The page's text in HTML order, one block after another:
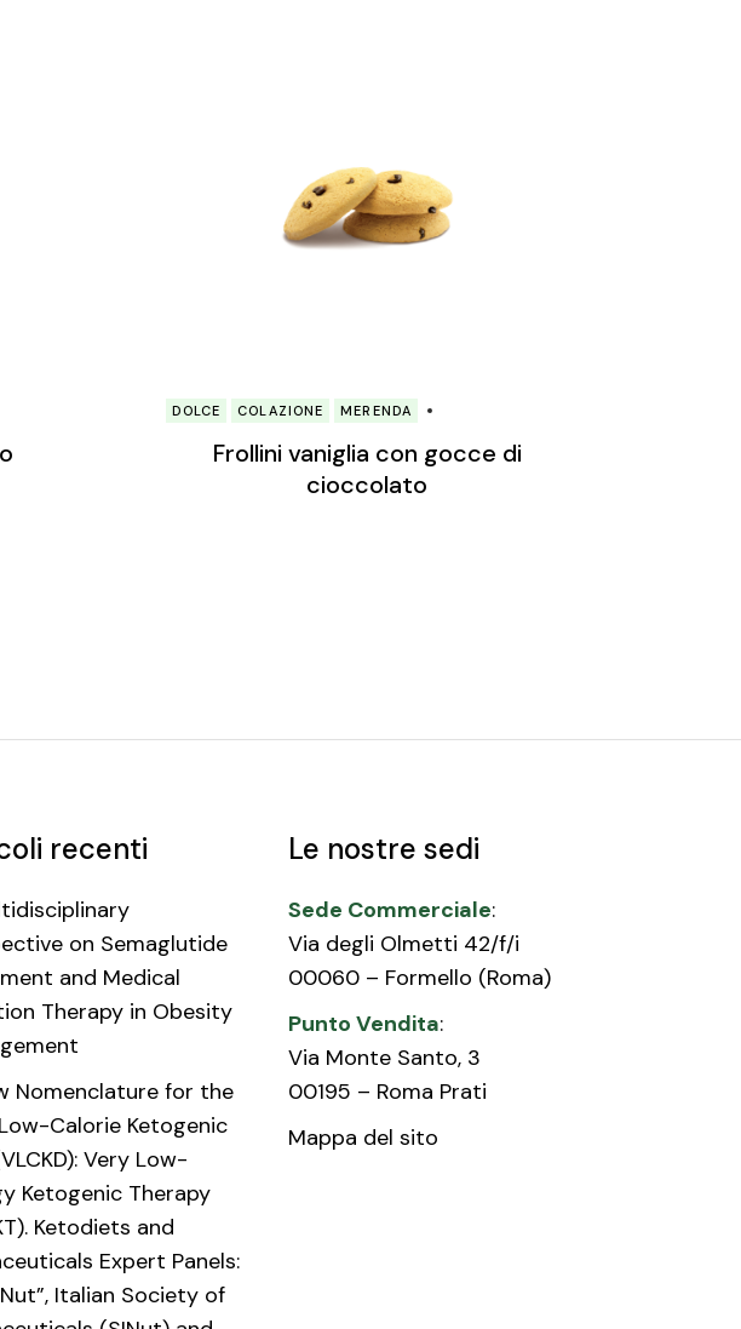
DOLCE COLAZIONE MERENDA
Frollini vaniglia con gocce di
cioccolato
recenti
on Semaglutide
and Medical
Therapy in Obesity
Nomenclature for the
Calorie Ketogenic
Very Low-
Ketogenic Therapy
Ketodiets and
Expert Panels:
Italian Society of
Le nostre sedi
Sede Commerciale:
Via degli Olmetti 42/f/i
00060 – Formello (Roma)
Punto Vendita:
Via Monte Santo, 3
00195 – Roma Prati
Mappa del sito